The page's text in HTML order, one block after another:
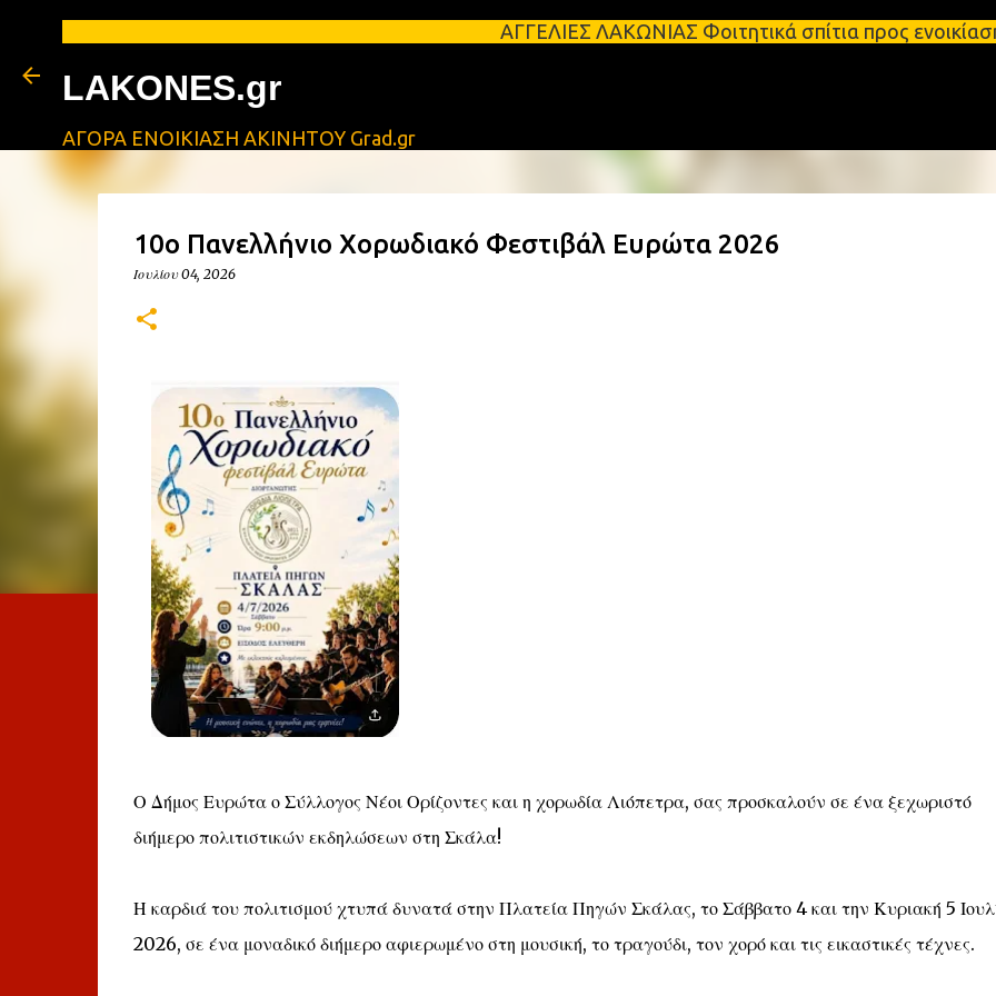
Μετάβαση στο κύριο περιεχόμενο
ΑΓΓΕΛΙΕΣ ΛΑΚΩΝΙΑΣ Φοιτητικά σπίτια προς ενοικίαση στη
LAKONES.gr
ΑΓΟΡΑ ΕΝΟΙΚΙΑΣΗ ΑΚΙΝΗΤΟΥ Grad.gr
10ο Πανελλήνιο Χορωδιακό Φεστιβάλ Ευρώτα 2026
Ιουλίου 04, 2026
Ο Δήμος Ευρώτα ο Σύλλογος Νέοι Ορίζοντες και η χορωδία Λιόπετρα, σας προσκαλούν σε ένα ξεχωριστό
διήμερο πολιτιστικών εκδηλώσεων στη Σκάλα!
Η καρδιά του πολιτισμού χτυπά δυνατά στην Πλατεία Πηγών Σκάλας, το Σάββατο 4 και την Κυριακή 5
2026, σε ένα μοναδικό διήμερο αφιερωμένο στη μουσική, το τραγούδι, τον χορό και τις εικαστικές τέχνες.